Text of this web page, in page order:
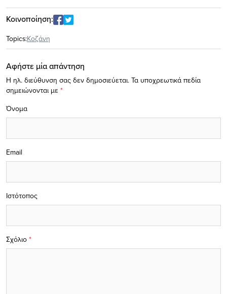
Κοινοποίηση:
Topics:Κοζάνη
Αφήστε μία απάντηση
Η ηλ. διεύθυνση σας δεν δημοσιεύεται. Τα υποχρεωτικά πεδία
σημειώνονται με *
Σχόλιο *
Όνομα
Email
Ιστότοπος